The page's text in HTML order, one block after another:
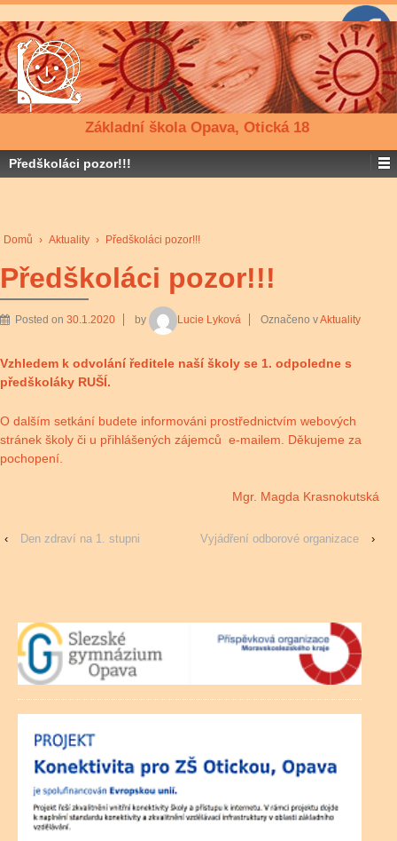
Základní škola Opava, Otická 18
Předškoláci pozor!!!
Domů › Aktuality › Předškoláci pozor!!!
Předškoláci pozor!!!
Posted on 30.1.2020 by Lucie Lyková Označeno vAktuality
Vzhledem k odvolání ředitele naší školy se 1. odpoledne s
předškoláky RUŠÍ.
O dalším setkání budete informováni prostřednictvím webových
stránek školy či u přihlášených zájemců e-mailem. Děkujeme za
pochopení.
Mgr. Magda Krasnokutská
‹ Den zdraví na 1. stupni Vyjádření odborové organizace ›